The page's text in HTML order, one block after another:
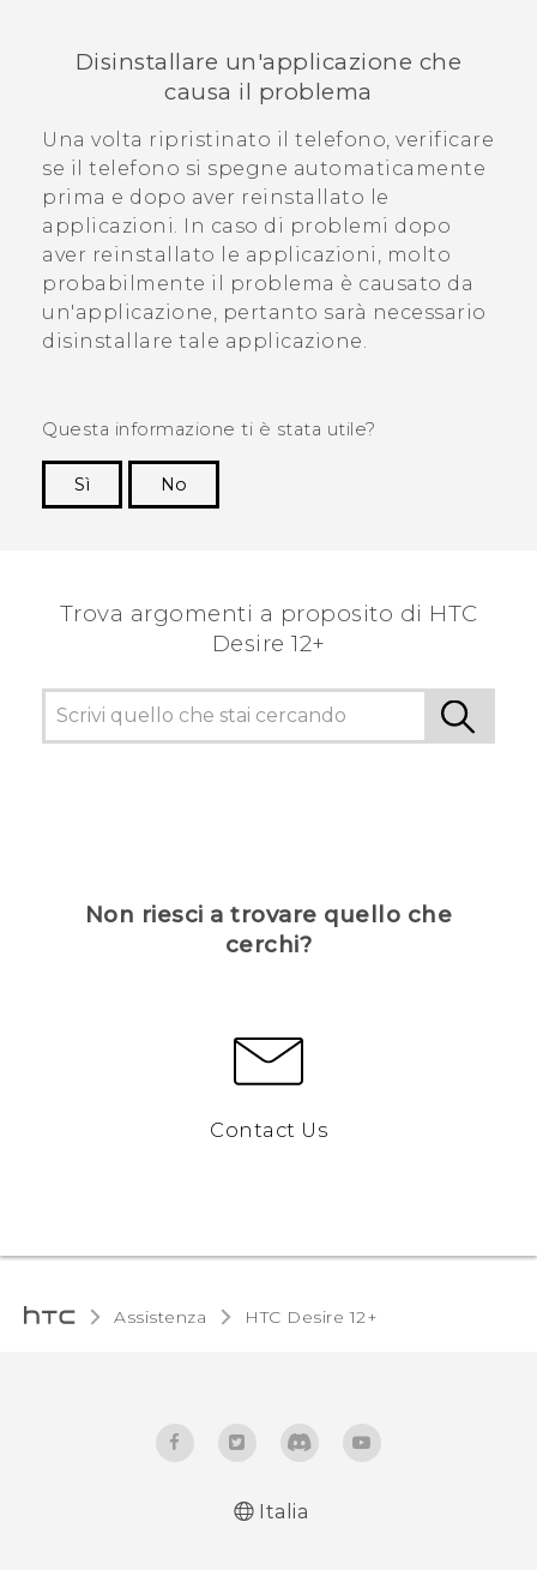
Disinstallare un'applicazione che
causa il problema
Una volta ripristinato il telefono, verificare
se il telefono si spegne automaticamente
prima e dopo aver reinstallato le
applicazioni. In caso di problemi dopo
aver reinstallato le applicazioni, molto
probabilmente il problema è causato da
un'applicazione, pertanto sarà necessario
disinstallare tale applicazione.
Questa informazione ti è stata utile?
Sì
No
Trova argomenti a proposito di HTC
Desire 12+
Non riesci a trovare quello che
cerchi?
Contact Us
Assistenza HTC Desire 12+‎
Italia